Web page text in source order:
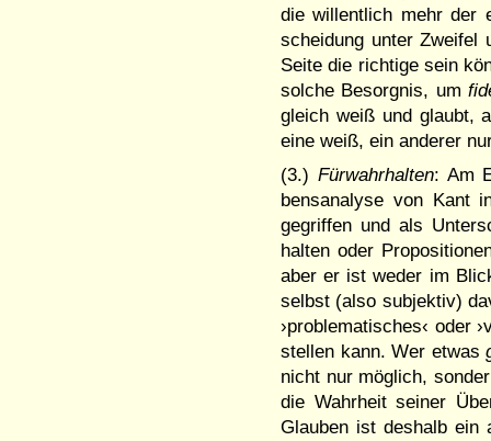
die willent­lich mehr der
scheidung unter Zweifel
Seite die rich­tige sein
sol­che Besorg­nis, um
gleich weiß und glaubt,
eine weiß, ein anderer
(3.) Fürwahrhalten: Am
bens­­ana­lyse von Kant
gegriffen und als
halten oder
aber er ist weder im
selbst (also subjektiv)
›problematisches‹ oder
stellen kann. Wer etwas
nicht nur möglich,
die Wahr­heit seiner
Glauben ist deshalb ein